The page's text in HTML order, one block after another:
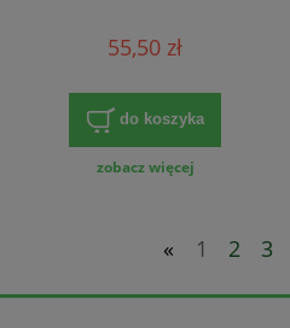
55,50 zł
do koszyka
zobacz więcej
« 1 2 3